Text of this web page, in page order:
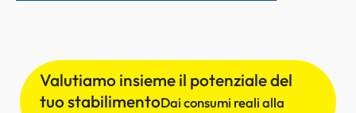
Valutiamo insieme il potenziale del
tuo stabilimentoDai consumi reali alla